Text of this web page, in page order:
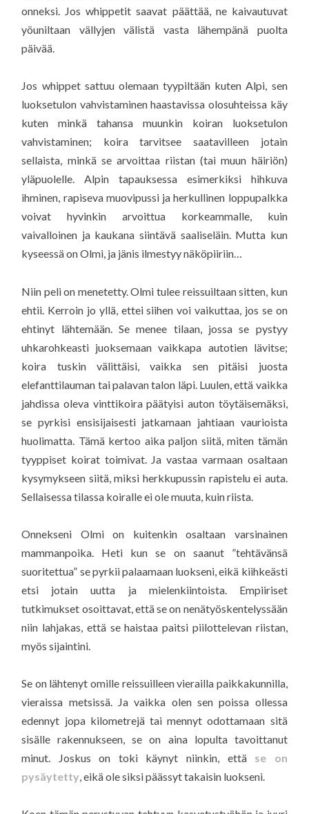
onneksi. Jos whippetit saavat päättää, ne kaivautuvat
yöuniltaan vällyjen välistä vasta lähempänä puolta
päivää.
Jos whippet sattuu olemaan tyypiltään kuten Alpi, sen
luoksetulon vahvistaminen haastavissa olosuhteissa käy
kuten minkä tahansa muunkin koiran luoksetulon
vahvistaminen; koira tarvitsee saatavilleen jotain
sellaista, minkä se arvoittaa riistan (tai muun häiriön)
yläpuolelle. Alpin tapauksessa esimerkiksi hihkuva
ihminen, rapiseva muovipussi ja herkullinen loppupalkka
voivat hyvinkin arvoittua korkeammalle, kuin
vaivalloinen ja kaukana siintävä saaliseläin. Mutta kun
kyseessä on Olmi, ja jänis ilmestyy näköpiiriin…
Niin peli on menetetty. Olmi tulee reissuiltaan sitten, kun
ehtii. Kerroin jo yllä, ettei siihen voi vaikuttaa, jos se on
ehtinyt lähtemään. Se menee tilaan, jossa se pystyy
uhkarohkeasti juoksemaan vaikkapa autotien lävitse;
koira tuskin välittäisi, vaikka sen pitäisi juosta
elefanttilauman tai palavan talon läpi. Luulen, että vaikka
jahdissa oleva vinttikoira päätyisi auton töytäisemäksi,
se pyrkisi ensisijaisesti jatkamaan jahtiaan vaurioista
huolimatta. Tämä kertoo aika paljon siitä, miten tämän
tyyppiset koirat toimivat. Ja vastaa varmaan osaltaan
kysymykseen siitä, miksi herkkupussin rapistelu ei auta.
Sellaisessa tilassa koiralle ei ole muuta, kuin riista.
Onnekseni Olmi on kuitenkin osaltaan varsinainen
mammanpoika. Heti kun se on saanut ”tehtävänsä
suoritettua” se pyrkii palaamaan luokseni, eikä kiihkeästi
etsi jotain uutta ja mielenkiintoista. Empiiriset
tutkimukset osoittavat, että se on nenätyöskentelyssään
niin lahjakas, että se haistaa paitsi piilottelevan riistan,
myös sijaintini.
Se on lähtenyt omille reissuilleen vierailla paikkakunnilla,
vieraissa metsissä. Ja vaikka olen sen poissa ollessa
edennyt jopa kilometrejä tai mennyt odottamaan sitä
sisälle rakennukseen, se on aina lopulta tavoittanut
minut. Joskus on toki käynyt niinkin, että se on
pysäytetty, eikä ole siksi päässyt takaisin luokseni.